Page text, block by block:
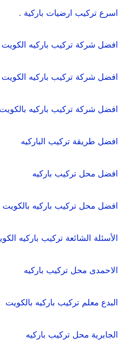
اسرع تركيب ارضيات باركية .
افضل شركة تركيب باركيه الكويت
افضل شركة تركيب باركيه الكويت
افضل شركة تركيب باركيه بالكويت
افضل طريقة تركيب الباركيه
افضل محل تركيب باركيه
افضل محل تركيب باركيه بالكويت
الأسئلة الشائعة تركيب باركيه
الاحمدى محل تركيب باركيه
البدع معلم تركيب باركيه بالكويت
الجابرية محل تركيب باركيه